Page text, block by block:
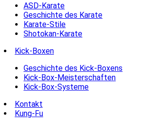
ASD-Karate
Geschichte des Karate
Karate-Stile
Shotokan-Karate
Kick-Boxen
Geschichte des Kick-Boxens
Kick-Box-Meisterschaften
Kick-Box-Systeme
Kontakt
Kung-Fu